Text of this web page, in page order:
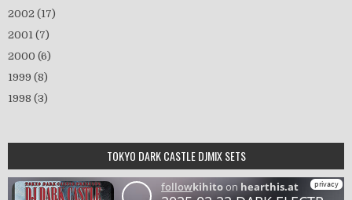
2002 (17)
2001 (7)
2000 (6)
1999 (8)
1998 (3)
TOKYO DARK CASTLE DJMIX SETS